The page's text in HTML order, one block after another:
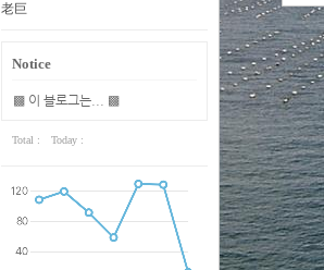
老巨
Notice
▩ 이 블로그는... ▩
Total : Today :